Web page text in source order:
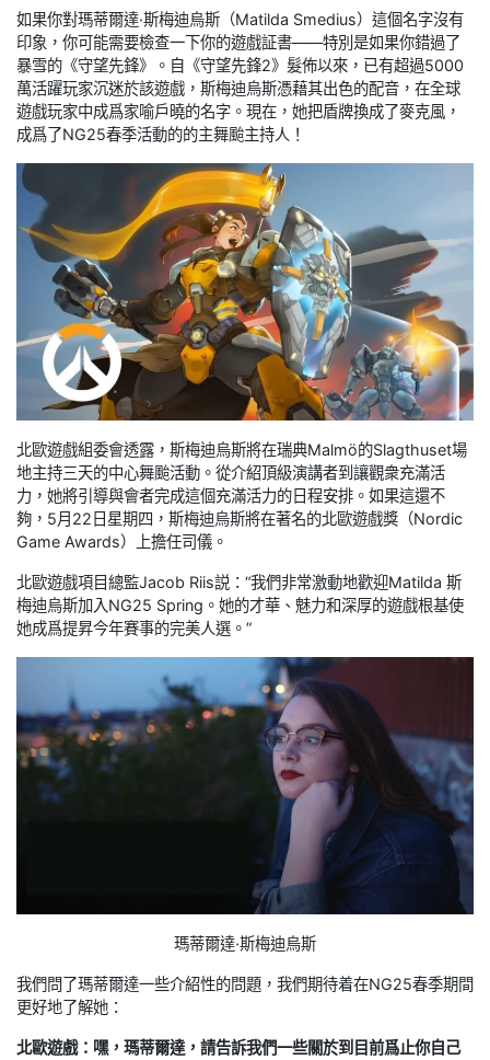
如果你對瑪蒂爾達·斯梅迪烏斯（Matilda Smedius）這個名字沒有
印象，你可能需要檢查一下你的遊戲証書——特別是如果你錯過了
暴雪的《守望先鋒》。自《守望先鋒2》髮佈以來，已有超過5000
萬活躍玩家沉迷於該遊戲，斯梅迪烏斯憑藉其出色的配音，在全球
遊戲玩家中成爲家喻戶曉的名字。現在，她把盾牌換成了麥克風，
成爲了NG25春季活動的的主舞颱主持人！
北歐遊戲組委會透露，斯梅迪烏斯將在瑞典Malmö的Slagthuset場
地主持三天的中心舞颱活動。從介紹頂級演講者到讓觀衆充滿活
力，她將引導與會者完成這個充滿活力的日程安排。如果這還不
夠，5月22日星期四，斯梅迪烏斯將在著名的北歐遊戲獎（Nordic
Game Awards）上擔任司儀。
北歐遊戲項目總監Jacob Riis説：“我們非常激動地歡迎Matilda 斯
梅迪烏斯加入NG25 Spring。她的才華、魅力和深厚的遊戲根基使
她成爲提昇今年賽事的完美人選。”
瑪蒂爾達·斯梅迪烏斯
我們問了瑪蒂爾達一些介紹性的問題，我們期待着在NG25春季期間
更好地了解她：
北歐遊戲：嘿，瑪蒂爾達，請告訴我們一些關於到目前爲止你自己